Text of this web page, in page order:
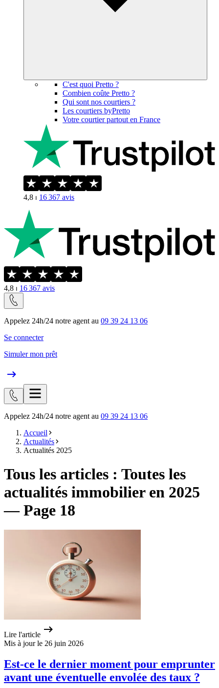
C'est quoi Pretto ?
Combien coûte Pretto ?
Qui sont nos courtiers ?
Les courtiers byPretto
Votre courtier partout en France
4,8 ⏐ 16 367 avis
4,8 ⏐ 16 367 avis
Appelez 24h/24 notre agent au 09 39 24 13 06
Se connecter
Simuler mon prêt
Appelez 24h/24 notre agent au 09 39 24 13 06
Accueil
Actualités
Actualités 2025
Tous les articles : Toutes les
actualités immobilier en 2025
— Page 18
Lire l'article
Mis à jour le 26 juin 2026
Est-ce le dernier moment pour emprunter
avant une éventuelle envolée des taux ?